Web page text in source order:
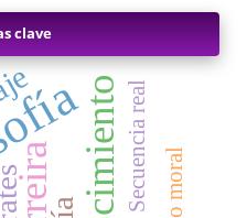
clave
Secuencia real